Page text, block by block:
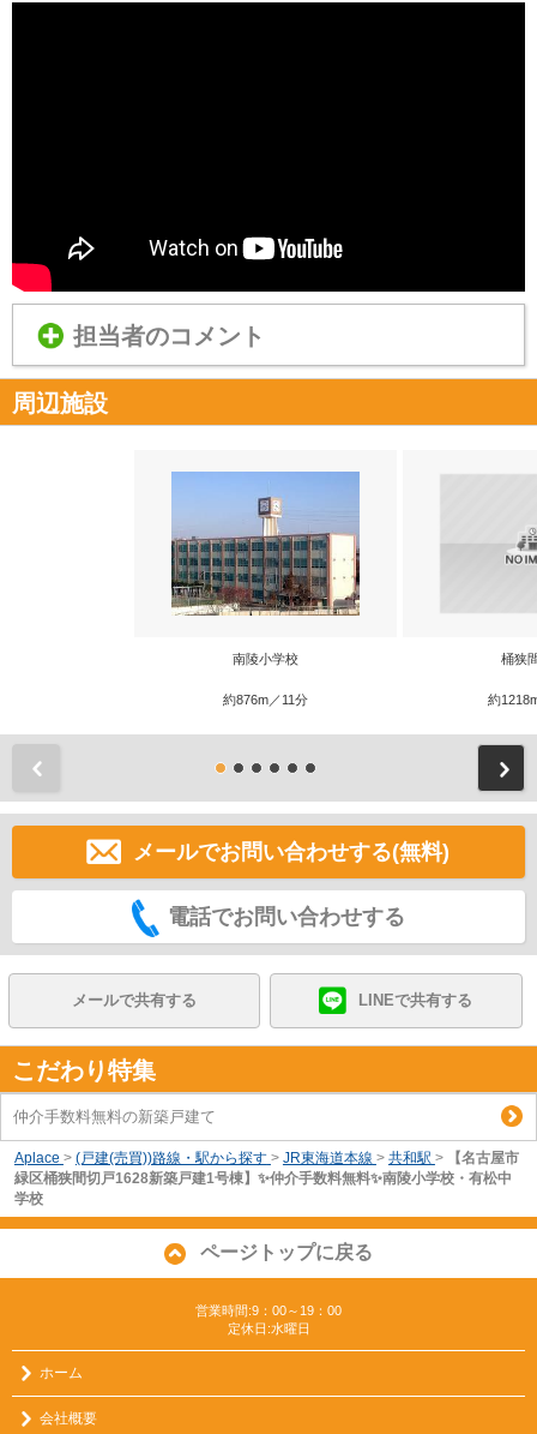
担当者のコメント
周辺施設
南陵小学校
約876m／11分
桶狭
約
メールでお問い合わせする(無料)
電話でお問い合わせする
メールで共有する LINEで共有する
こだわり特集
仲介手数料無料の新築戸建て
Aplace > (戸建(売買))路線・駅から探す > JR東海道本線 > 共和駅 >
【名古屋市
緑区桶狭間切戸1628新築戸建1号棟】✨️仲介手数料無料✨️南陵小学校・有松中
学校
ページトップに戻る
営業時間:9：00～19：00
定休日:水曜日
ホーム
会社概要